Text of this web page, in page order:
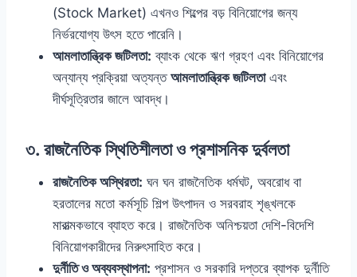
(Stock Market) এখনও শিল্পের বড় বিনিয়োগের জন্য
নির্ভরযোগ্য উৎস হতে পারেনি।
আমলাতান্ত্রিক জটিলতা: ব্যাংক থেকে ঋণ গ্রহণ এবং বিনিয়োগের
অন্যান্য প্রক্রিয়া অত্যন্ত আমলাতান্ত্রিক জটিলতাএবং
দীর্ঘসূত্রিতার জালে আবদ্ধ।
৩. রাজনৈতিক স্থিতিশীলতা ও প্রশাসনিক দুর্বলতা
রাজনৈতিক অস্থিরতা: ঘন ঘন রাজনৈতিক ধর্মঘট, অবরোধ বা
হরতালের মতো কর্মসূচি শিল্প উৎপাদন ও সরবরাহ শৃঙ্খলকে
মারাত্মকভাবে ব্যাহত করে। রাজনৈতিক অনিশ্চয়তা দেশি-বিদেশি
বিনিয়োগকারীদের নিরুৎসাহিত করে।
দুর্নীতি ও অব্যবস্থাপনা: প্রশাসন ও সরকারি দপ্তরে ব্যাপক দুর্নীতি